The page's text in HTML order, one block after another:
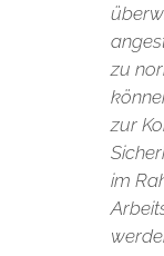
zu
zur
im